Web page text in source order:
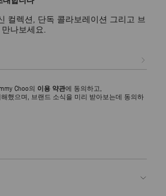
컬렉션, 단독 콜라보레이션 그리고 브
나보세요.
Choo의 이용 약관에 동의하고,
했으며, 브랜드 소식을 미리 받아보는데 동의하